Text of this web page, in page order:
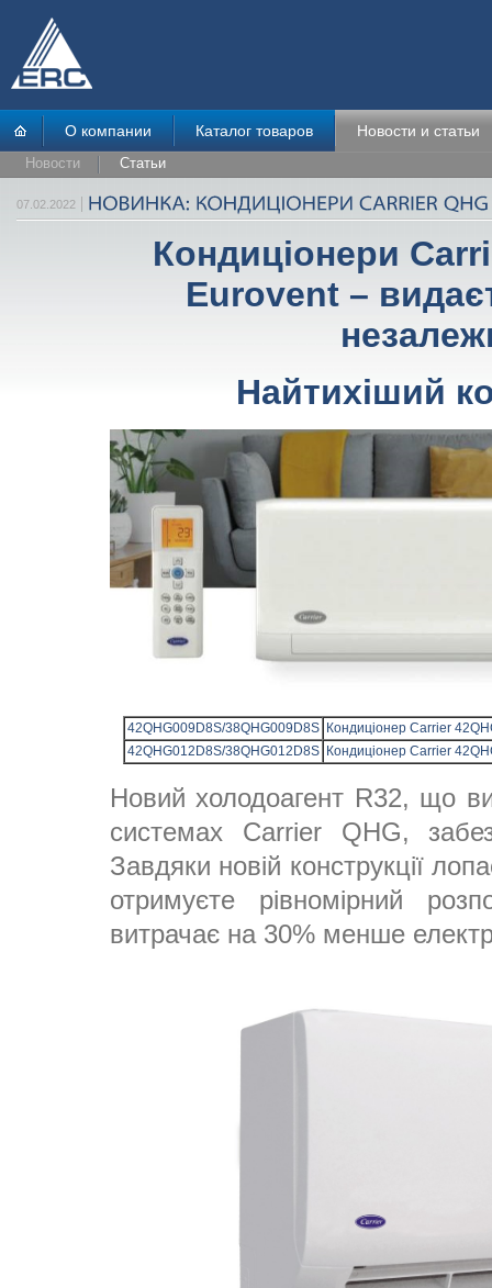
О компании Каталог товаров Новости и статьи
Новости Статьи
07.02.2022
Кондиціонери
Eurovent –
Найтихіший
42QHG009D8S/38QHG009D8S Кондиціонер Carrier
42QHG012D8S/38QHG012D8S Кондиціонер Carrier
Новий холодоагент R32, що
системах Carrier QHG,
Завдяки новій конструкції
отримуєте рівномірний
витрачає на 30% менше